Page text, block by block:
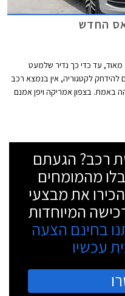
מאוד, עד כדי כך נדיר שלמעט
להידחק לקטגוריה, אין בנמצא רכב
באמת. בצפון אמריקה ויפן אמנם
פשוטים וזולים יחסית.
רכב? הגעתם
מהמומחים
את מבצעי
המיוחדות
בחינם הצעה
עכשיו